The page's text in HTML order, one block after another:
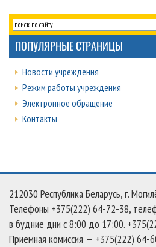
ПОПУЛЯРНЫЕ СТРАНИЦЫ
Новости учреждения
Режим работы учреждения
Электронное обращение
Контакты
212030 Республика Беларусь, г.
Телефоны +375(222) 64-72-38,
в будние дни c 8:00 до 17:00.
Приемная комиссия — +375(222) 64-